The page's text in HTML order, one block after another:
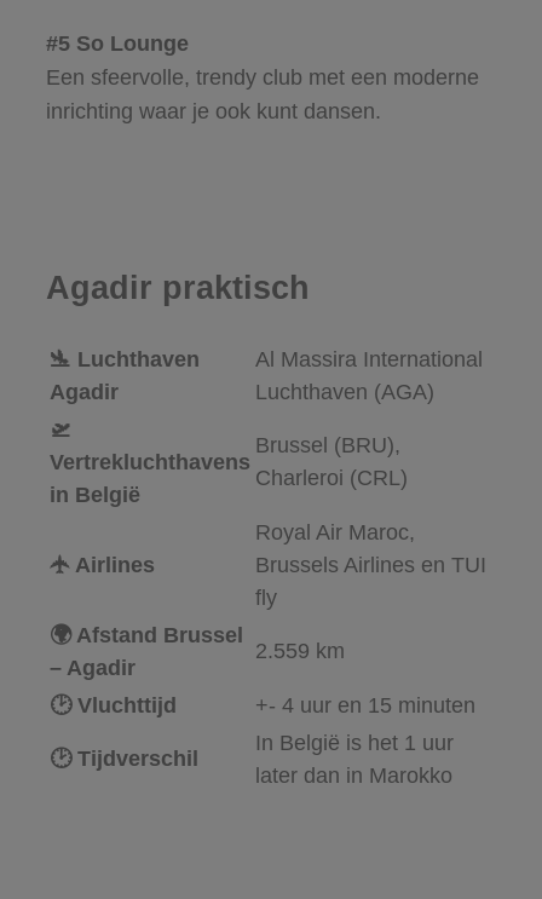
#5 So Lounge
Een sfeervolle, trendy club met een moderne
inrichting waar je ook kunt dansen.
Agadir praktisch
🛬 Luchthaven
Agadir
Al Massira International
Luchthaven (AGA)
🛫
Vertrekluchthavens
in België
Brussel (BRU),
Charleroi (CRL)
🛧 Airlines
Royal Air Maroc,
Brussels Airlines en TUI
fly
🌍 Afstand Brussel
– Agadir
2.559 km
🕑 Vluchttijd +- 4 uur en 15 minuten
🕑 Tijdverschil
In België is het 1 uur
later dan in Marokko